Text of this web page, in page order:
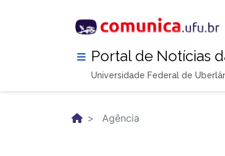
Portal de Notícias
Universidade Federal de
Agência